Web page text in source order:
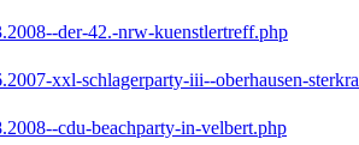
der-42.-nrw-kuenstlertreff.php
xxl-schlagerparty-iii--oberhausen-
cdu-beachparty-in-velbert.php